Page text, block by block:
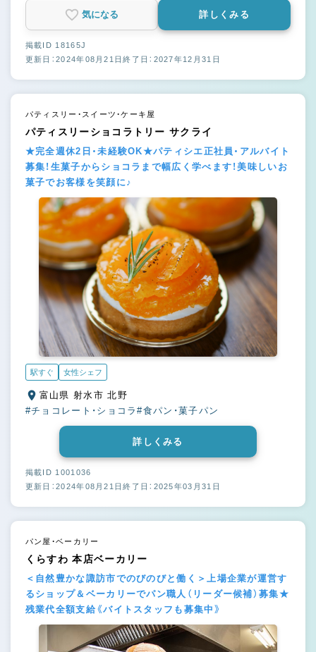
気になる 詳しくみる
掲載ID 18165J
更新日：2024年08月21日終了日：2027年12月31日
パティスリー・スイーツ・ケーキ屋
パティスリーショコラトリー サクライ
★完全週休2日・未経験OK★パティシエ正社員・アルバイト
募集！生菓子からショコラまで幅広く学べます！美味しいお
菓子でお客様を笑顔に♪
駅すぐ 女性シェフ
富山県 射水市 北野
#チョコレート・ショコラ#食パン・菓子パン
詳しくみる
掲載ID 1001036
更新日：2024年08月21日終了日：2025年03月31日
パン屋・ベーカリー
くらすわ 本店ベーカリー
＜自然豊かな諏訪市でのびのびと働く＞上場企業が運営す
るショップ＆ベーカリーでパン職人（リーダー候補）募集★
残業代全額支給《バイトスタッフも募集中》